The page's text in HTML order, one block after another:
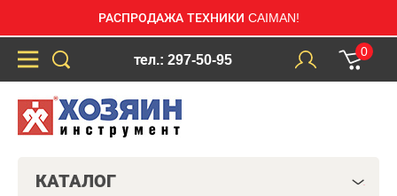
РАСПРОДАЖА ТЕХНИКИ CAIMAN!
тел.: 297-50-95
0
КАТАЛОГ